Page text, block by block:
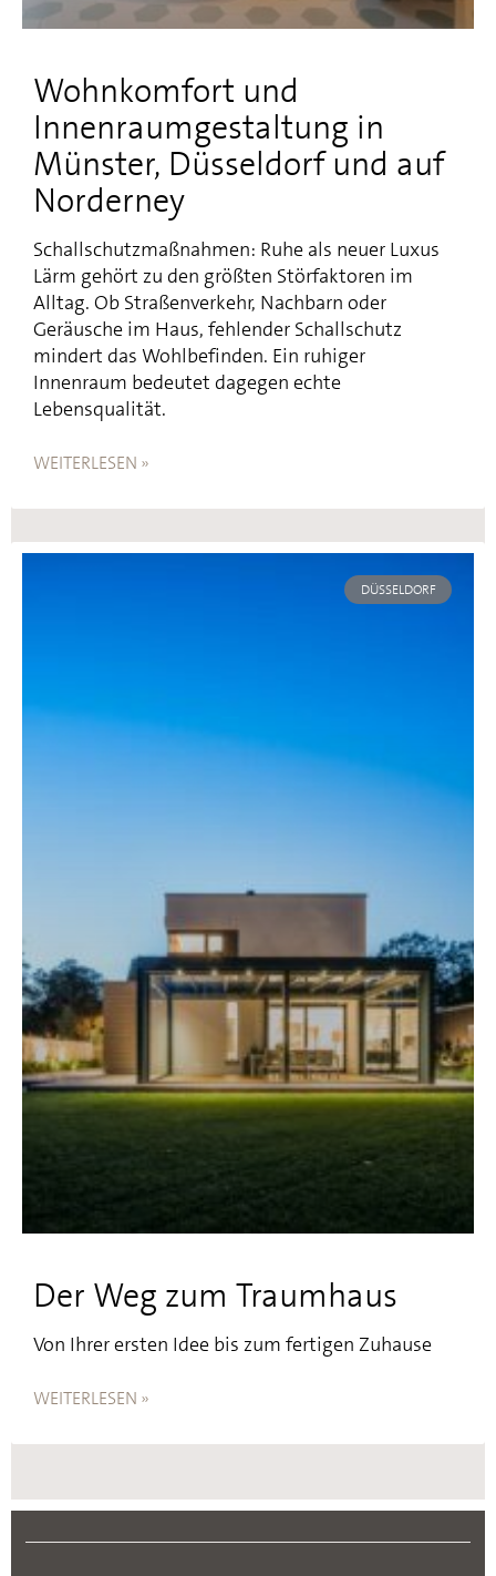
Wohnkomfort und
Innenraumgestaltung in
Münster, Düsseldorf und auf
Norderney
Schallschutzmaßnahmen: Ruhe als neuer Luxus
Lärm gehört zu den größten Störfaktoren im
Alltag. Ob Straßenverkehr, Nachbarn oder
Geräusche im Haus, fehlender Schallschutz
mindert das Wohlbefinden. Ein ruhiger
Innenraum bedeutet dagegen echte
Lebensqualität.
WEITERLESEN »
DÜSSELDORF
Der Weg zum Traumhaus
Von Ihrer ersten Idee bis zum fertigen Zuhause
WEITERLESEN »